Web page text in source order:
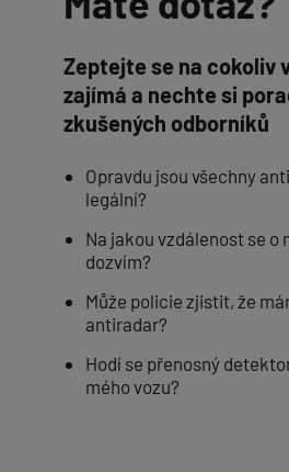
Zeptejte se na cokoliv
zajímá a nechte si
zkušených odborníků
Opravdu jsou všechny
legální?
Na jakou vzdálenost se o
dozvím?
Může policie zjistit, že
antiradar?
Hodí se přenosný
mého vozu?